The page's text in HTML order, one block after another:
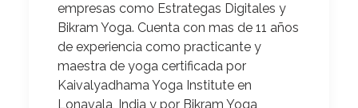
empresas como Estrategas Digitales y
Bikram Yoga. Cuenta con mas de 11 años
de experiencia como practicante y
maestra de yoga certificada por
Kaivalyadhama Yoga Institute en
Lonavala, India y por Bikram Yoga